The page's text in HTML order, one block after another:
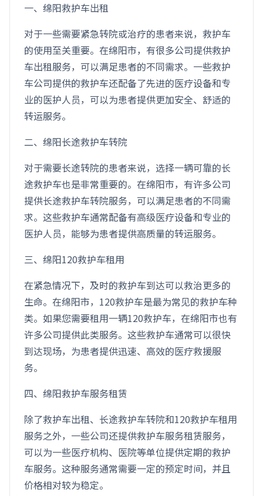
一、绵阳救护车出租
对于一些需要紧急转院或治疗的患者来说，救护车
的使用至关重要。在绵阳市，有很多公司提供救护
车出租服务，可以满足患者的不同需求。一些救护
车公司提供的救护车还配备了先进的医疗设备和专
业的医护人员，可以为患者提供更加安全、舒适的
转运服务。
二、绵阳长途救护车转院
对于需要长途转院的患者来说，选择一辆可靠的长
途救护车也是非常重要的。在绵阳市，有许多公司
提供长途救护车转院服务，可以满足患者的不同需
求。这些救护车通常配备有高级医疗设备和专业的
医护人员，能够为患者提供高质量的转运服务。
三、绵阳120救护车租用
在紧急情况下，及时的救护车到达可以救治更多的
生命。在绵阳市，120救护车是最为常见的救护车种
类。如果您需要租用一辆120救护车，在绵阳市也有
许多公司提供此类服务。这些救护车通常可以很快
到达现场，为患者提供迅速、高效的医疗救援服
务。
四、绵阳救护车服务租赁
除了救护车出租、长途救护车转院和120救护车租用
服务之外，一些公司还提供救护车服务租赁服务，
可以为一些医疗机构、医院等单位提供定期的救护
车服务。这种服务通常需要一定的预定时间，并且
价格相对较为稳定。